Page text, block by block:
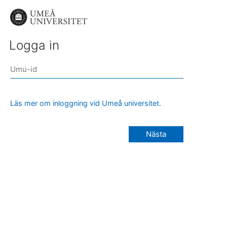
Logga in
Läs mer om inloggning vid Umeå universitet.
Nästa